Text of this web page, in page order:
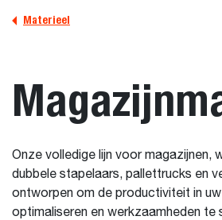
Materieel
Onze volledige lijn voor magazijnen,
dubbele stapelaars, pallettrucks en
ontworpen om de productiviteit in
optimaliseren en werkzaamheden te